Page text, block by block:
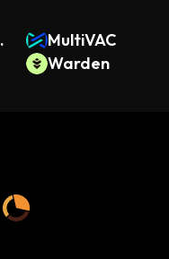
MultiVAC
Warden